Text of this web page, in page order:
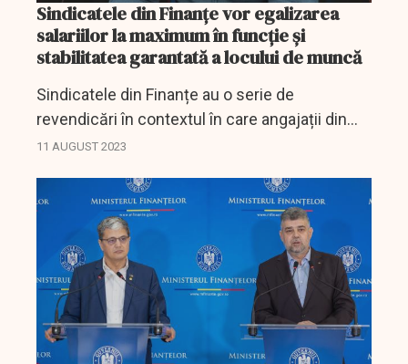
Sindicatele din Finanțe vor egalizarea
salariilor la maximum în funcție și
stabilitatea garantată a locului de muncă
Sindicatele din Finanțe au o serie de
revendicări în contextul în care angajații din
structurile Ministerului de Finanțe au intrat în
11 AUGUST 2023